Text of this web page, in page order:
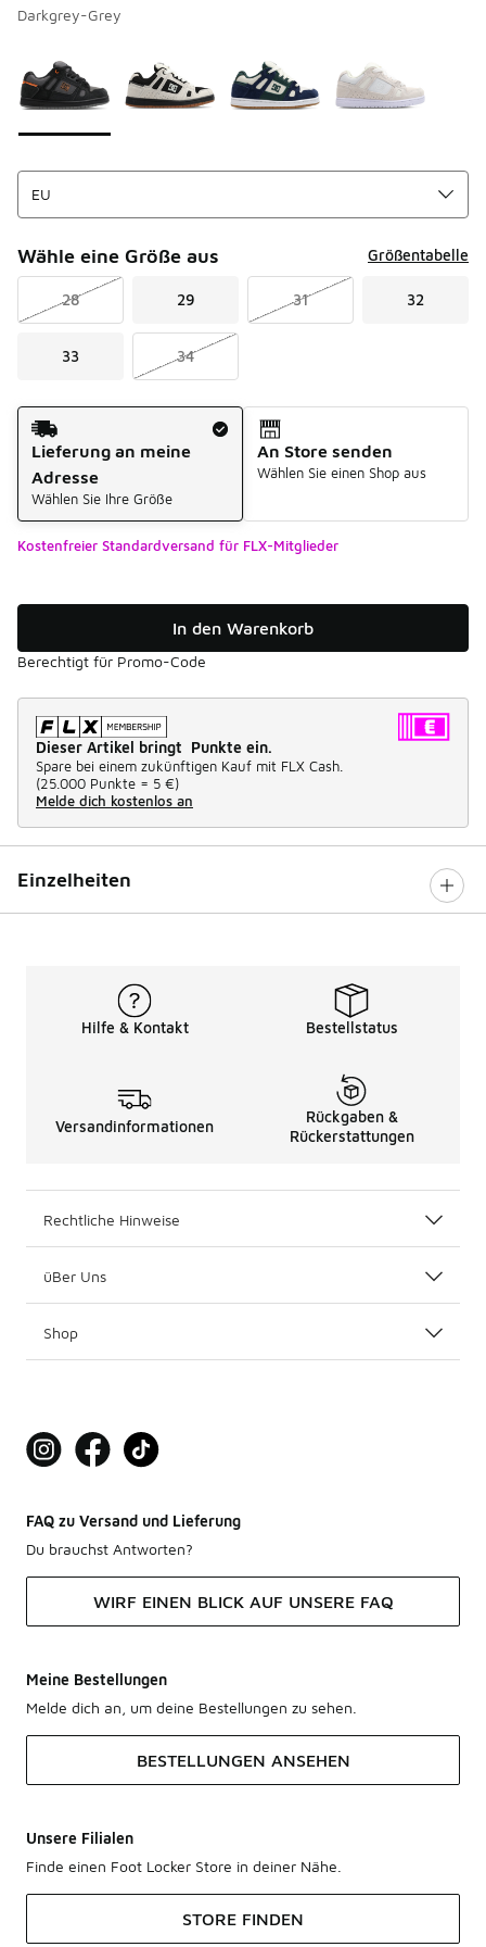
Darkgrey-Grey
Wähle eine Größe aus Größentabelle
28 29 31 32
33 34
Versandart
Lieferung an meine
Adresse
Wählen Sie Ihre Größe
An Store senden
Wählen Sie einen Shop aus
Kostenfreier Standardversand für FLX-Mitglieder
In den Warenkorb
Berechtigt für Promo-Code
Dieser Artikel bringt Punkte ein.
Spare bei einem zukünftigen Kauf mit FLX Cash.
(25.000 Punkte = 5 €)
Melde dich kostenlos an
Einzelheiten
Hilfe & Kontakt Bestellstatus
Versandinformationen
Rückgaben &
Rückerstattungen
Rechtliche Hinweise
üBer Uns
Shop
FAQ zu Versand und Lieferung
Du brauchst Antworten?
WIRF EINEN BLICK AUF UNSERE FAQ
Meine Bestellungen
Melde dich an, um deine Bestellungen zu sehen.
BESTELLUNGEN ANSEHEN
Unsere Filialen
Finde einen Foot Locker Store in deiner Nähe.
STORE FINDEN